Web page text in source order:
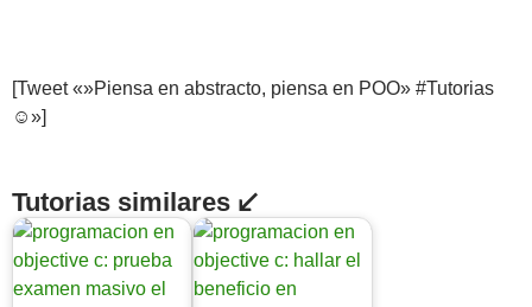
[Tweet «»Piensa en abstracto, piensa en POO» #Tutorias
☺»]
Tutorias similares ↙